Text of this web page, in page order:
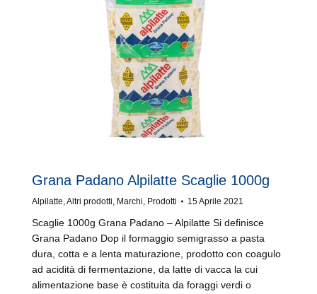
Grana Padano Alpilatte Scaglie 1000g
Alpilatte,Altri prodotti, Marchi, Prodotti 15 Aprile 2021
Scaglie 1000g Grana Padano – Alpilatte Si definisce
Grana Padano Dop il formaggio semigrasso a pasta
dura, cotta e a lenta maturazione, prodotto con coagulo
ad acidità di fermentazione, da latte di vacca la cui
alimentazione base è costituita da foraggi verdi o